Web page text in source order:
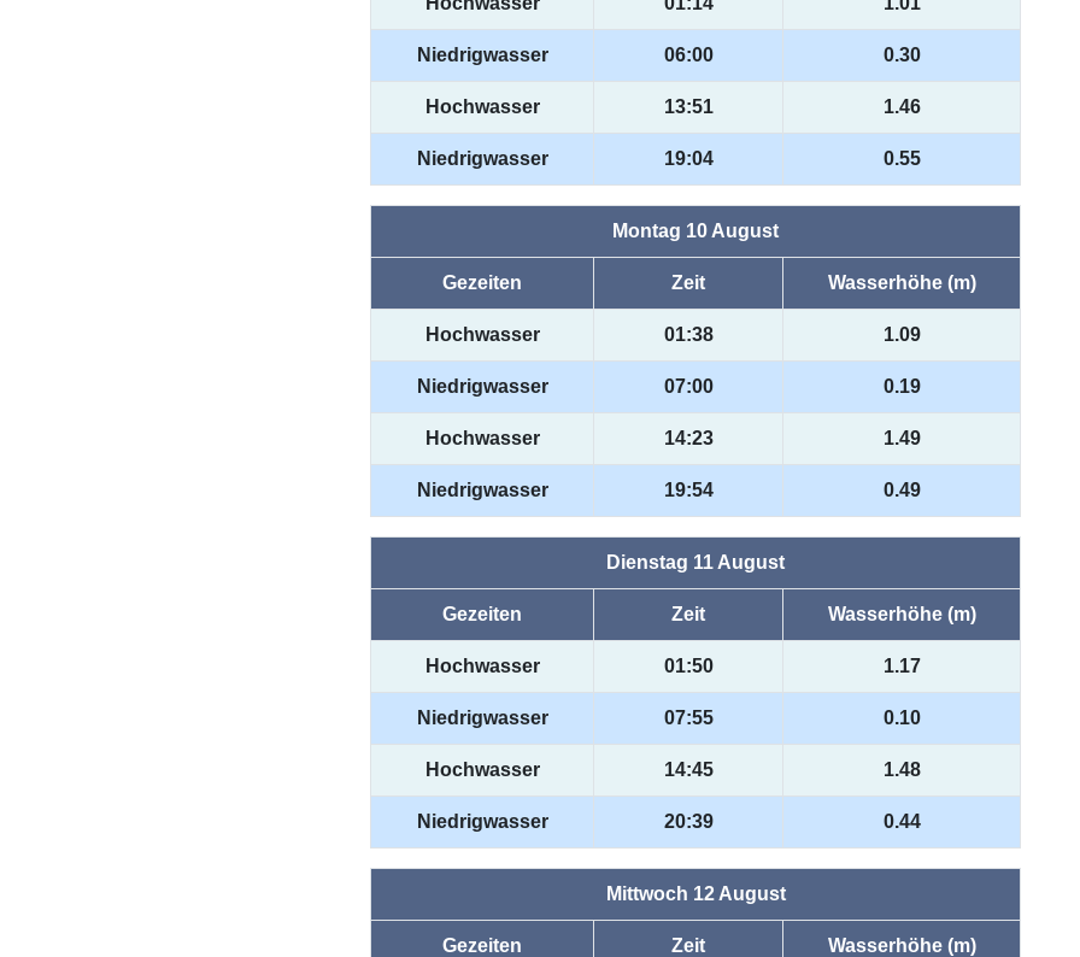
Niedrigwasser 06:00 0.30
Hochwasser 13:51 1.46
Niedrigwasser 19:04 0.55
Montag 10 August
Gezeiten Zeit Wasserhöhe (m)
Hochwasser 01:38 1.09
Niedrigwasser 07:00 0.19
Hochwasser 14:23 1.49
Niedrigwasser 19:54 0.49
Dienstag 11 August
Gezeiten Zeit Wasserhöhe (m)
Hochwasser 01:50 1.17
Niedrigwasser 07:55 0.10
Hochwasser 14:45 1.48
Niedrigwasser 20:39 0.44
Mittwoch 12 August
Gezeiten Zeit Wasserhöhe (m)